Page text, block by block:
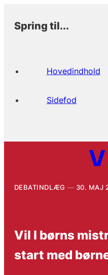
Spring til...
Hovedindhold
Sidefod
DEBATINDLÆG 30. MAJ
Vil I børns
start med